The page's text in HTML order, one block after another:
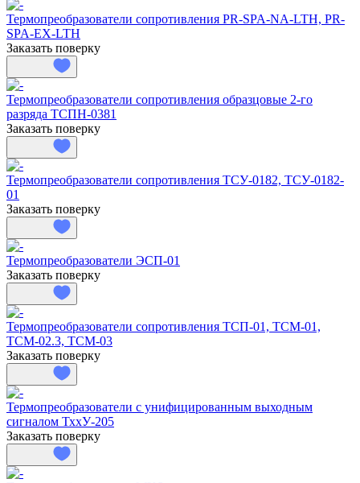
Термопреобразователи сопротивления PR-SPA-NA-LTH, PR-
SPA-EX-LTH
Заказать поверку
Термопреобразователи сопротивления образцовые 2-го
разряда ТСПН-0381
Заказать поверку
Термопреобразователи сопротивления ТСУ-0182, ТСУ-0182-
01
Заказать поверку
Термопреобразователи ЭСП-01
Заказать поверку
Термопреобразователи сопротивления ТСП-01, ТСМ-01,
ТСМ-02.3, ТСМ-03
Заказать поверку
Термопреобразователи с унифицированным выходным
сигналом ТххУ-205
Заказать поверку